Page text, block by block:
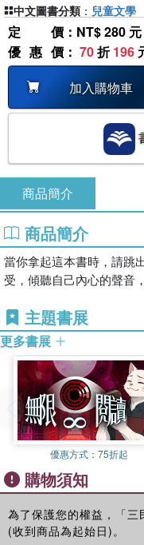
定價 ：NT$ 280 元
優惠價 ： 70折196
加入購物車
中文圖書分類 ： 兒童文學
商品簡介
商品簡介
當你拿起這本書時，請跳
受，傾聽自己內心的聲音
主題書展
更多書展
優惠方式： 75折起
購物須知
為了保護您的權益，「三
(收到商品為起始日)。